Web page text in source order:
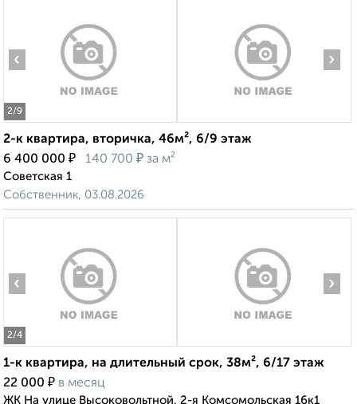
2/9
‹ ›
2-к квартира, вторичка, 46м², 6/9 этаж
6 400 000 ₽ 140 700 ₽ за м²
Советская 1
Собственник, 03.08.2026
2/4
‹ ›
1-к квартира, на длительный срок, 38м², 6/17 этаж
22 000 ₽ в месяц
ЖК На улице Высоковольтной, 2-я Комсомольская 16к1